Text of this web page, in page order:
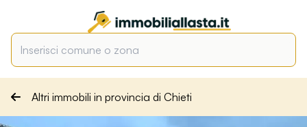
Altri immobili in provincia di Chieti